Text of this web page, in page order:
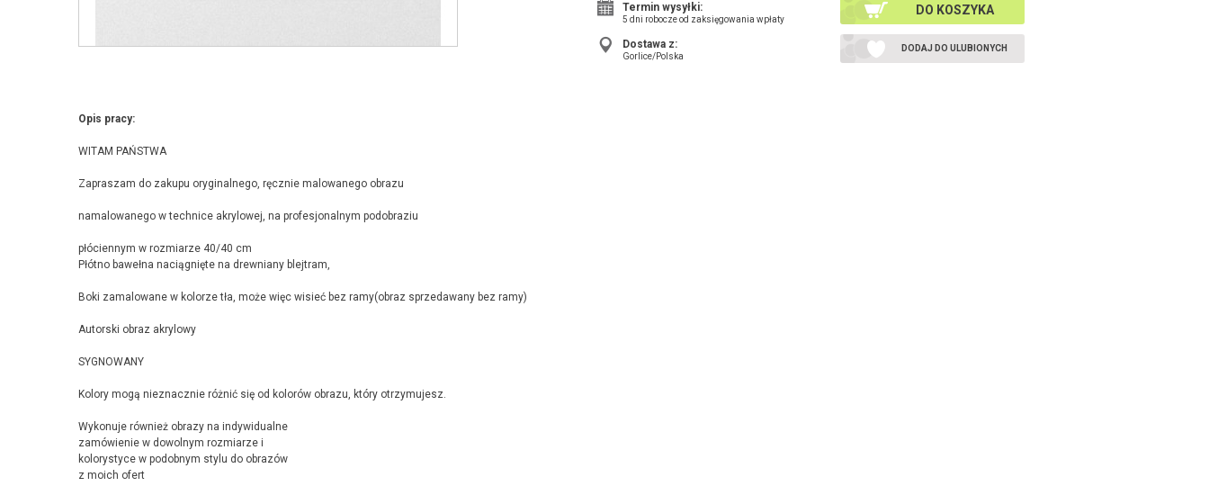
DO KOSZYKA
DODAJ DO ULUBIONYCH
Termin wysyłki:
5 dni robocze od zaksięgowania wpłaty
Dostawa z:
Gorlice/Polska
Opis pracy:
WITAM PAŃSTWA
Zapraszam do zakupu oryginalnego, ręcznie malowanego obrazu
namalowanego w technice akrylowej, na profesjonalnym podobraziu
płóciennym w rozmiarze 40/40 cm
Płótno bawełna naciągnięte na drewniany blejtram,
Boki zamalowane w kolorze tła, może więc wisieć bez ramy(obraz sprzedawany bez ramy)
Autorski obraz akrylowy
SYGNOWANY
Kolory mogą nieznacznie różnić się od kolorów obrazu, który otrzymujesz.
Wykonuje również obrazy na indywidualne
zamówienie w dowolnym rozmiarze i
kolorystyce w podobnym stylu do obrazów
z moich ofert